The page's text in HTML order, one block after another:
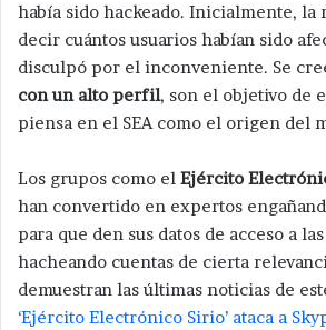
había sido hackeado. Inicialmente, la
decir cuántos usuarios habían sido
disculpó por el inconveniente. Se
con un alto perfil, son el objetivo de
piensa en el SEA como el origen del
Los grupos como el Ejército
han convertido en expertos
para que den sus datos de acceso a
hacheando cuentas de cierta
demuestran las últimas noticias de
‘Ejército Electrónico Sirio’ ataca a